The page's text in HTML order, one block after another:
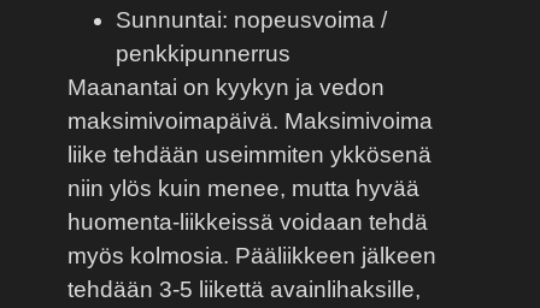
Sunnuntai: nopeusvoima /
penkkipunnerrus
Maanantai on kyykyn ja vedon
maksimivoimapäivä. Maksimivoima
liike tehdään useimmiten ykkösenä
niin ylös kuin menee, mutta hyvää
huomenta-liikkeissä voidaan tehdä
myös kolmosia. Pääliikkeen jälkeen
tehdään 3-5 liikettä avainlihaksille,